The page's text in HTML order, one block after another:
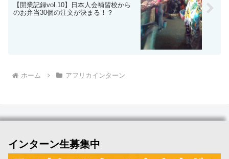
【開業記録vol.10】日本人会補習校から
のお弁当30個の注文が決まる！？
ホーム アフリカインターン
インターン生募集中